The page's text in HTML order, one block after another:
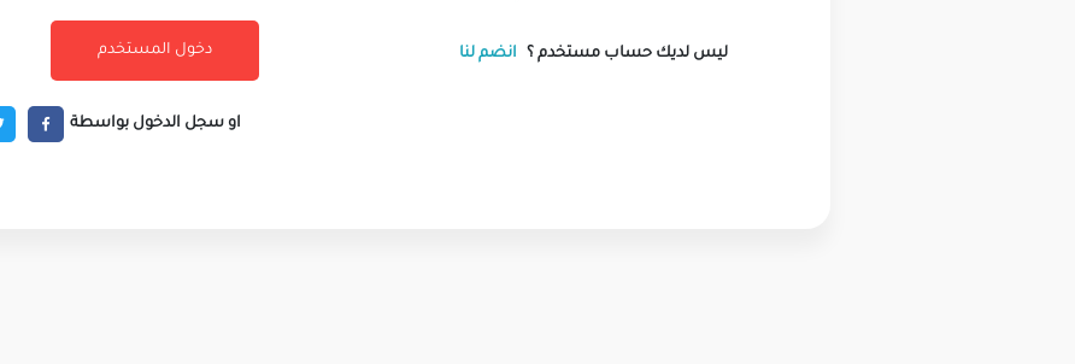
ليس لديك حساب مستخدم ؟ انضم لنا
او سجل الدخول بواسطة